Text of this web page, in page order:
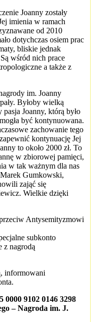
Joanny zostały
imienia w ramach
od 2010
dotychczas osiem prac
bliskie jednak
wśród nich prace
a także z
im. Joanny
Byłoby wielką
Joanny, którą było
być kontynuowana.
zachowanie tego
kontynuację Jej
to około 2000 zł. To
w zbiorowej pamięci,
w tak ważnym dla nas
Gumkowski,
zająć się
Wielkie dzięki
Antysemityzmowi
subkonto
z nagrodą
informowani
0000 9102 0146 3298
– Nagroda im. J.